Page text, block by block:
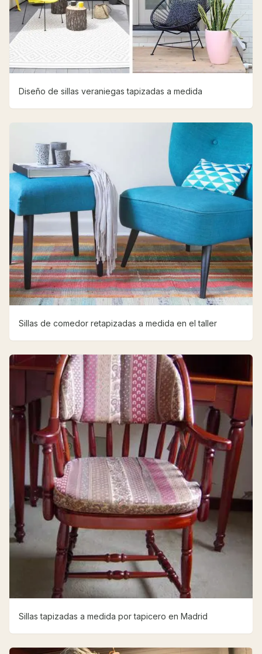
Diseño de sillas veraniegas tapizadas a medida
Sillas de comedor retapizadas a medida en el taller
Sillas tapizadas a medida por tapicero en Madrid